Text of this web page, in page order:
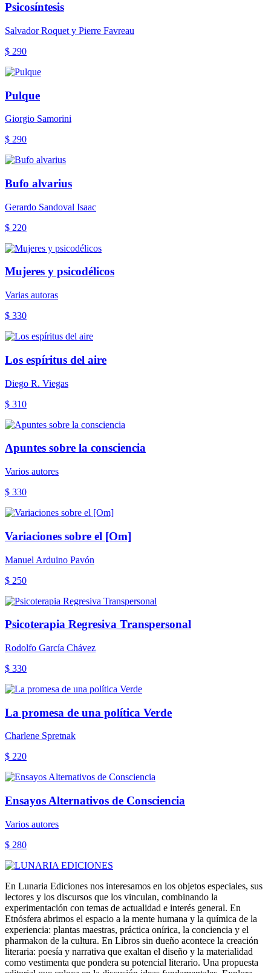
Psicosíntesis
Salvador Roquet y Pierre Favreau
$ 290
Pulque
Giorgio Samorini
$ 290
Bufo alvarius
Gerardo Sandoval Isaac
$ 220
Mujeres y psicodélicos
Varias autoras
$ 330
Los espíritus del aire
Diego R. Viegas
$ 310
Apuntes sobre la consciencia
Varios autores
$ 330
Variaciones sobre el [Om]
Manuel Arduino Pavón
$ 250
Psicoterapia Regresiva Transpersonal
Rodolfo García Chávez
$ 330
La promesa de una política Verde
Charlene Spretnak
$ 220
Ensayos Alternativos de Consciencia
Varios autores
$ 280
En Lunaria Ediciones nos interesamos en los objetos especiales, sus
lectores y los discursos que los vinculan, combinando la
experimentación con temas de actualidad e interés general. En
Etnósfera abrimos el espacio a la mente humana y la química de la
experiencia: plantas maestras, práctica onírica, la conciencia y el
pharmakon de la cultura. En Libros sin dueño acontece la creación
literaria: poesía y narrativa que exaltan el diseño y la materialidad
como vestimenta que pondera su potencial literario. Una propuesta